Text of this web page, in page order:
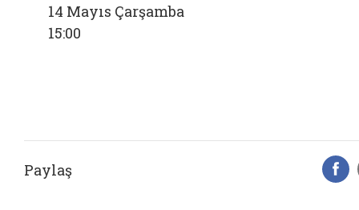
14 Mayıs Çarşamba
15:00
Paylaş